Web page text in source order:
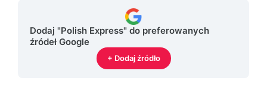
Dodaj "Polish Express" do preferowanych
źródeł Google
+ Dodaj źródło